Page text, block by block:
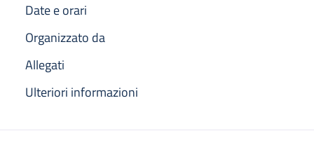
Date e orari
Organizzato da
Allegati
Ulteriori informazioni